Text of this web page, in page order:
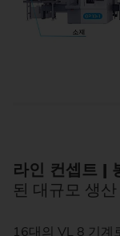
라인 컨셉트 |
된 대규모 생산
16대의 VL 8 기계